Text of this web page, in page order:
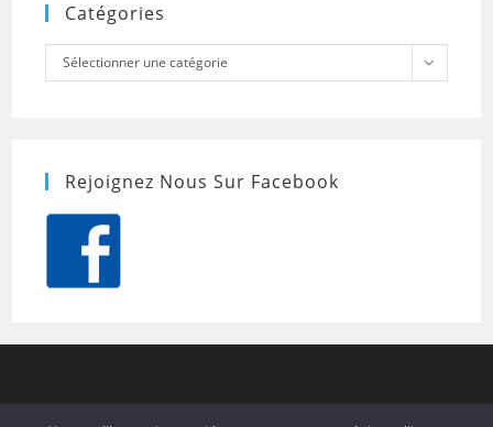
Catégories
Catégories
Sélectionner une catégorie
Rejoignez Nous Sur Facebook